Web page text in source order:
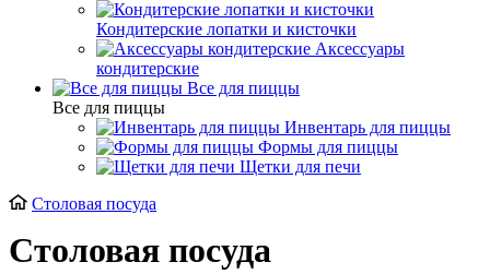
Кондитерские лопатки и кисточки
Аксессуары
кондитерские
Все для пиццы
Все для пиццы
Инвентарь для пиццы
Формы для пиццы
Щетки для печи
Столовая посуда
Столовая посуда